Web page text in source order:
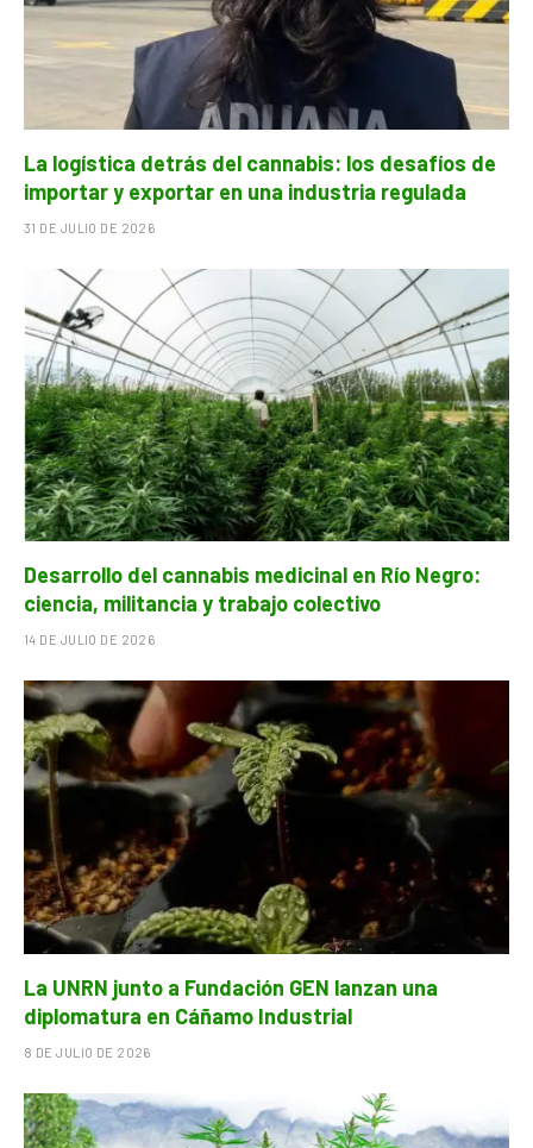
La logística detrás del cannabis: los desafíos de
importar y exportar en una industria regulada
31 DE JULIO DE 2026
Desarrollo del cannabis medicinal en Río Negro:
ciencia, militancia y trabajo colectivo
14 DE JULIO DE 2026
La UNRN junto a Fundación GEN lanzan una
diplomatura en Cáñamo Industrial
8 DE JULIO DE 2026